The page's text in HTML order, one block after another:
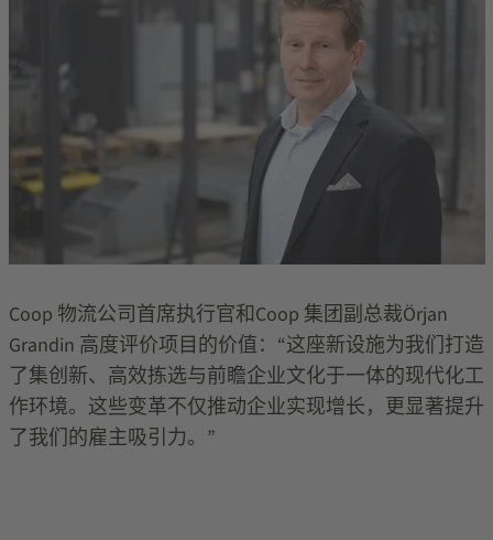
Coop 物流公司首席执行官和Coop 集团副总裁Örjan
Grandin 高度评价项目的价值： “这座新设施为我们打造
了集创新、高效拣选与前瞻企业文化于一体的现代化工
作环境。这些变革不仅推动企业实现增长，更显著提升
了我们的雇主吸引力。 ”